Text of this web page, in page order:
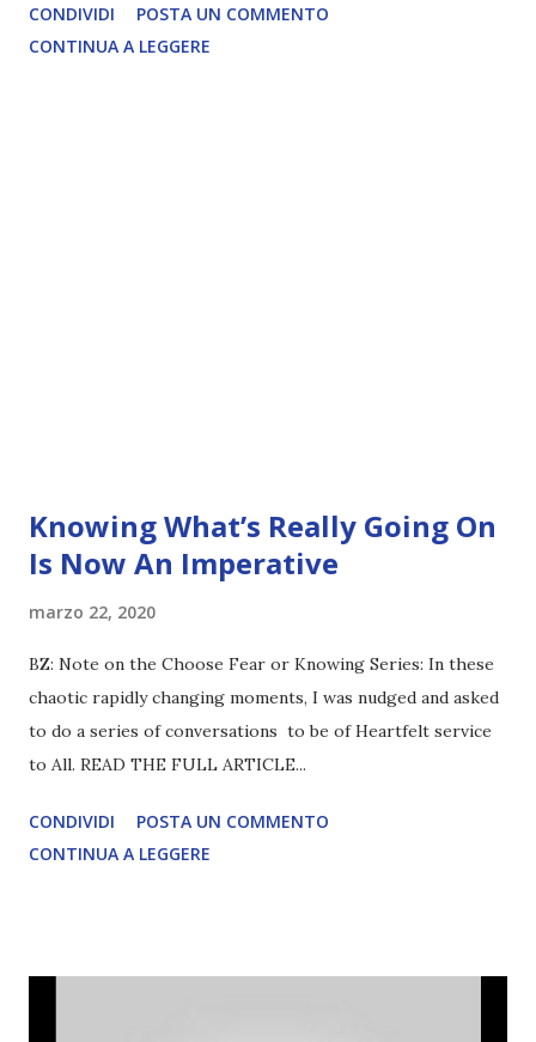
CONDIVIDI
POSTA UN COMMENTO
CONTINUA A LEGGERE
Knowing What’s Really Going On
Is Now An Imperative
marzo 22, 2020
BZ: Note on the Choose Fear or Knowing Series: In these
chaotic rapidly changing moments, I was nudged and asked
to do a series of conversations to be of Heartfelt service
to All. READ THE FULL ARTICLE...
CONDIVIDI
POSTA UN COMMENTO
CONTINUA A LEGGERE